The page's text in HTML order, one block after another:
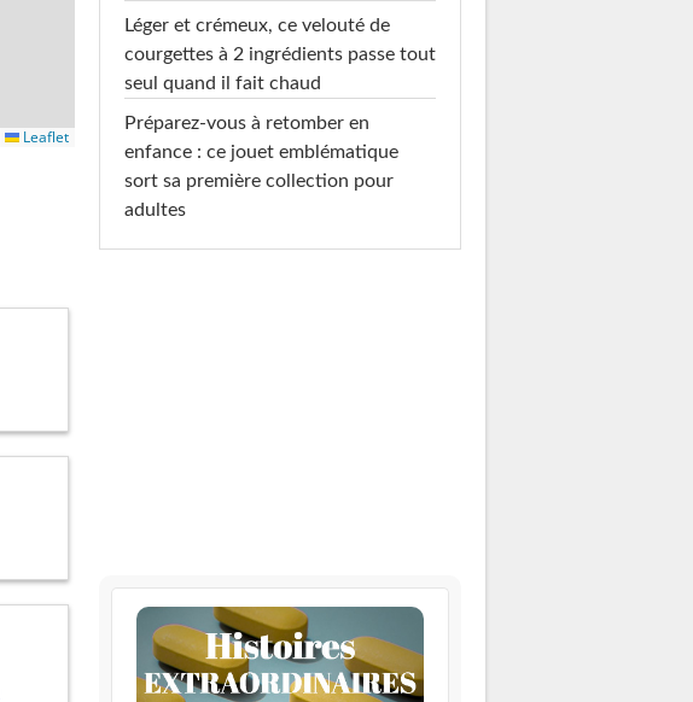
Leaflet
Léger et crémeux, ce velouté de
courgettes à 2 ingrédients passe tout
seul quand il fait chaud
Préparez-vous à retomber en
enfance : ce jouet emblématique
sort sa première collection pour
adultes